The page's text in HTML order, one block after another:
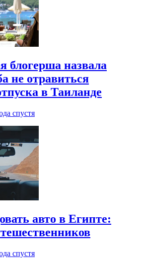
блогерша назвала
не отравиться
в Таиланде
спустя
авто в Египте:
спустя